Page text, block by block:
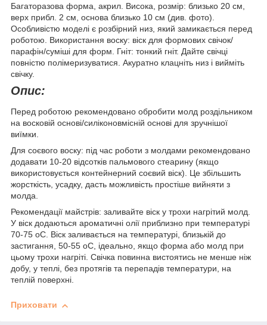
Багаторазова форма, акрил. Висока, розмір: близько 20 см,
верх прибл. 2 см, основа близько 10 см (див. фото).
Особливістю моделі є розбірний низ, який замикається перед
роботою. Використання воску: віск для формових свічок/
парафін/суміші для форм. Гніт: тонкий гніт. Дайте свічці
повністю полімеризуватися. Акуратно клацніть низ і вийміть
свічку.
Опис:
Перед роботою рекомендовано обробити молд роздільником
на восковій основі/силіконовмісній основі для зручнішої
виїмки.
Для соєвого воску: під час роботи з молдами рекомендовано
додавати 10-20 відсотків пальмового стеарину (якщо
використовується контейнерний соєвий віск). Це збільшить
жорсткість, усадку, дасть можливість простіше вийняти з
молда.
Рекомендації майстрів: заливайте віск у трохи нагрітий молд.
У віск додаються ароматичні олії приблизно при температурі
70-75 оС. Віск заливається на температурі, близькій до
застигання, 50-55 оС, ідеально, якщо форма або молд при
цьому трохи нагріті. Свічка повинна вистоятись не менше ніж
добу, у теплі, без протягів та перепадів температури, на
теплій поверхні.
Приховати